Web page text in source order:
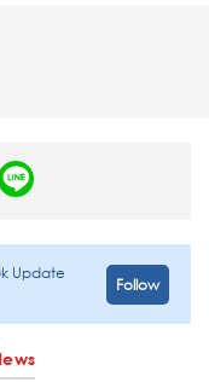
Update
Follow